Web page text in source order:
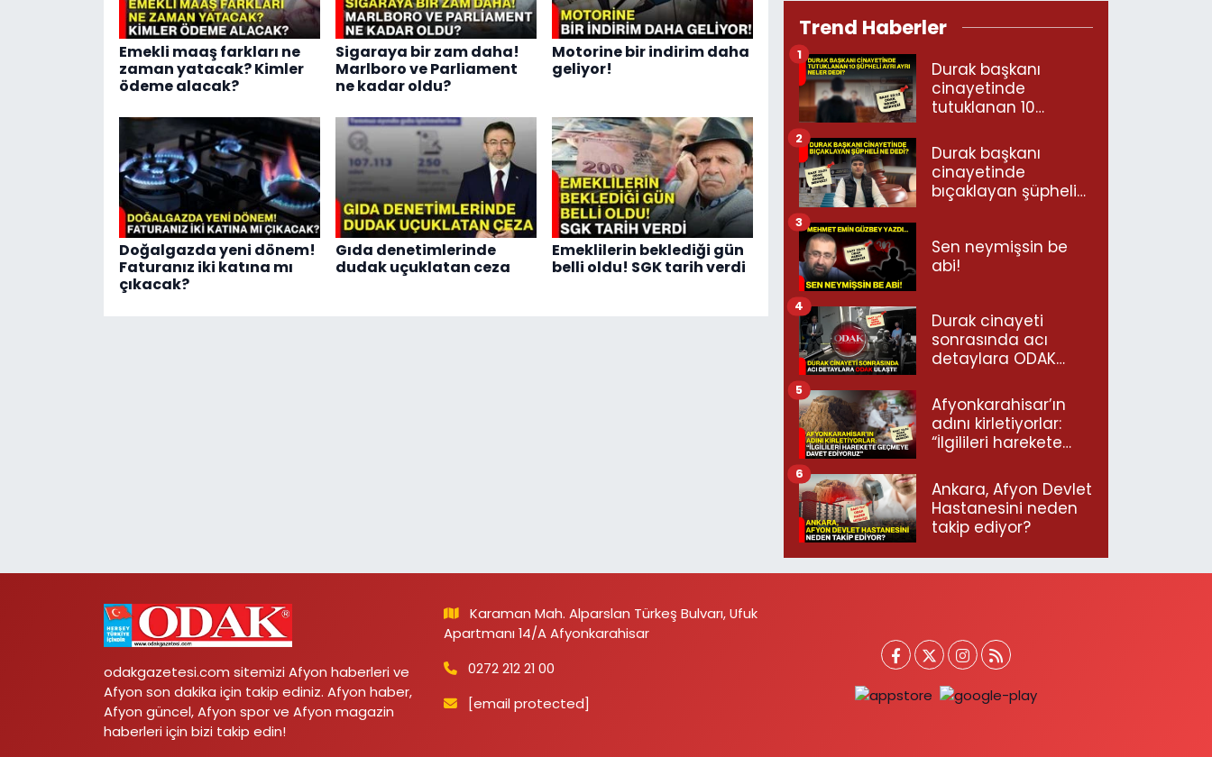
Emekli maaş farkları ne
zaman yatacak? Kimler
ödeme alacak?
Sigaraya bir zam daha!
Marlboro ve Parliament
ne kadar oldu?
Motorine bir indirim daha
geliyor!
Doğalgazda yeni dönem!
Faturanız iki katına mı
çıkacak?
Gıda denetimlerinde
dudak uçuklatan ceza
Emeklilerin beklediği gün
belli oldu! SGK tarih verdi
Trend Haberler
Durak başkanı
cinayetinde
tutuklanan 10
neler dedi?
1
Durak başkanı
cinayetinde
bıçaklayan şüpheli
2
Sen neymişsin be
abi!
3
Durak cinayeti
sonrasında acı
detaylara ODAK
4
Afyonkarahisar’ın
adını kirletiyorlar:
“İlgilileri harekete
ediyoruz”
5
Ankara, Afyon Devlet
Hastanesini neden
takip ediyor?
6
odakgazetesi.com sitemizi Afyon haberleri ve
Afyon son dakika için takip ediniz. Afyon haber,
Afyon güncel, Afyon spor ve Afyon magazin
haberleri için bizi takip edin!
Karaman Mah. Alparslan Türkeş Bulvarı, Ufuk
Apartmanı 14/A Afyonkarahisar
0272 212 21 00
[email protected]